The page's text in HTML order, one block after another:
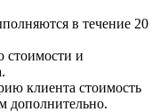
в течение 20
стоимости и
клиента стоимость
дополнительно.